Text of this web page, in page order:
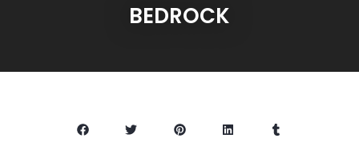
BEDROCK